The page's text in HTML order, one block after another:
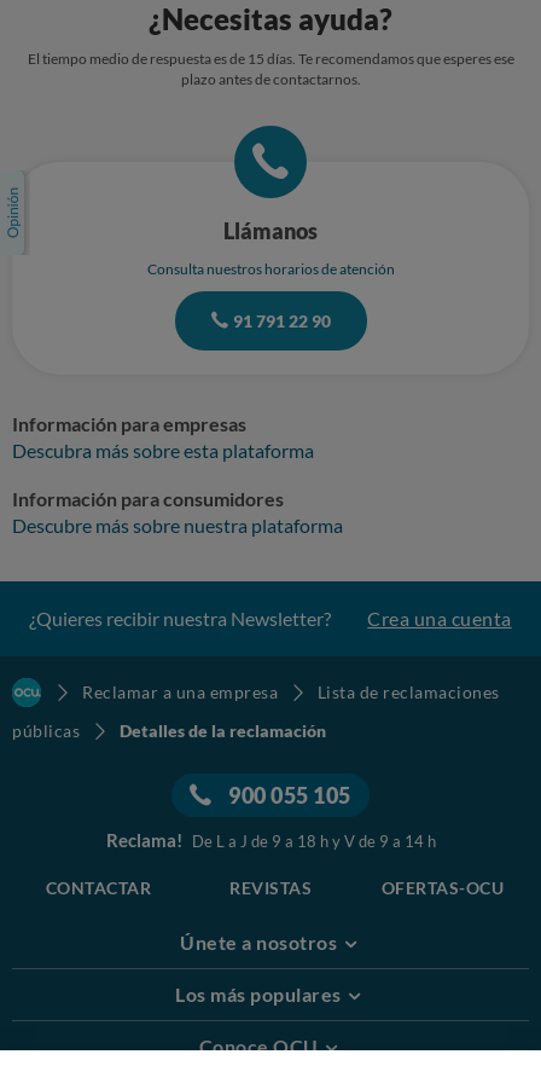
¿Necesitas ayuda?
El tiempo medio de respuesta es de 15 días. Te recomendamos que esperes ese
plazo antes de contactarnos.
Llámanos
Consulta nuestros horarios de atención
91 791 22 90
Información para empresas
Descubra más sobre esta plataforma
Información para consumidores
Descubre más sobre nuestra plataforma
¿Quieres recibir nuestra Newsletter? Crea una cuenta
Reclamar a una empresa
Lista de reclamaciones
públicas
Detalles de la reclamación
900 055 105
Reclama! De L a J de 9 a 18 h y V de 9 a 14 h
CONTACTAR REVISTAS OFERTAS-OCU
Únete a nosotros
Los más populares
Conoce OCU